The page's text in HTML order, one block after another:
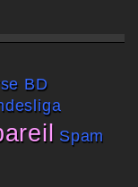
BD
spam